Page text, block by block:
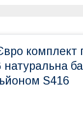
комплект
S416